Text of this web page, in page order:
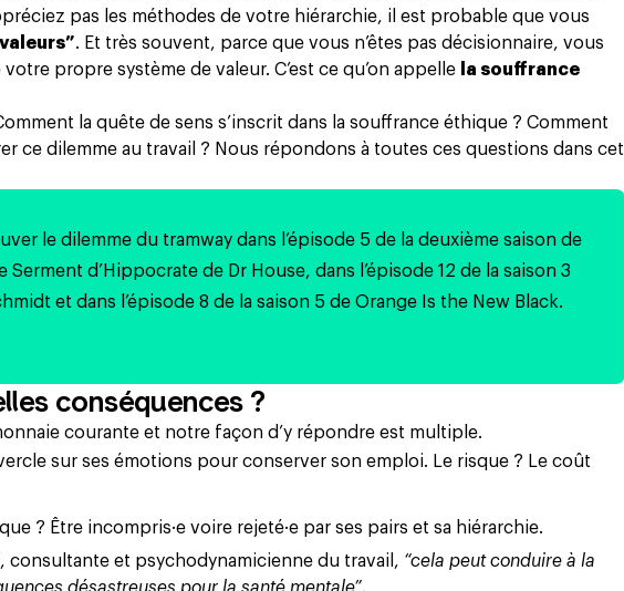
pas les méthodes de votre hiérarchie, il est probable que vous
. Et très souvent, parce que vous n’êtes pas décisionnaire, vous
propre système de valeur. C’est ce qu’on appelle
la souffrance
la quête de sens s’inscrit dans la souffrance éthique ? Comment
ce dilemme au travail ? Nous répondons à toutes ces questions dans cet
le dilemme du tramway dans l’épisode 5 de la deuxième saison de
Serment d’Hippocrate de Dr House, dans l’épisode 12 de la saison 3
et dans l’épisode 8 de la saison 5 de Orange Is the New Black.
conséquences ?
courante et notre façon d’y répondre est multiple.
sur ses émotions pour conserver son emploi. Le risque ? Le coût
? Être incompris·e voire rejeté·e par ses pairs et sa hiérarchie.
consultante et psychodynamicienne du travail, “cela peut conduire à la